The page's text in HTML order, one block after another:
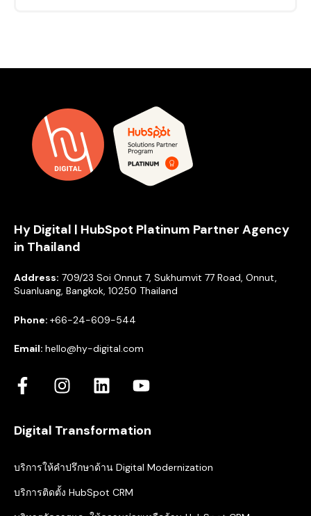
คลาดเคลื่อไปบ้าง แต่ถ้าหากเสริมกลยุทธ์การตลาด
ด้วย HubSpot ผลลัพธ์ที่ได้ส่วนใหญ่จะเกิดขึ้นเป็นสอง
เท่า เมื่อเทียบกับการใช้กลยุลย์ด้านการตลาดแบบไม่ใช้
โปรแกรมร่วม
Hy Digital | HubSpot Platinum Partner Agency
in Thailand
Address: 709/23 Soi Onnut 7, Sukhumvit 77 Road, Onnut,
Suanluang, Bangkok, 10250 Thailand
Phone: +66-24-609-544
Email: hello@hy-digital.com
Digital Transformation
บริการให้คำปรึกษาด้าน Digital Modernization
บริการติดตั้ง HubSpot CRM